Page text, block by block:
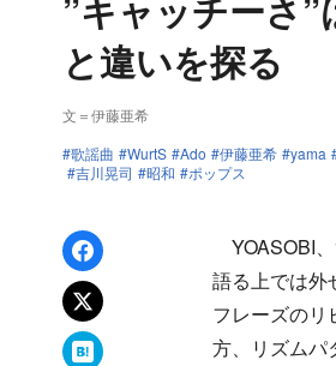
と違いを探る
文＝伊藤亜希
歌謡曲
WurtS Ado 伊藤亜希 yama
吉川晃司
昭和 ポップス
Facebookでシェア
xでポスト
はてなブックマーク
YOASOBI
語る上では外
フレーズのリ
方、リズムパ